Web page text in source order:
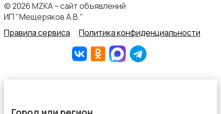
© 2026 MZKA – сайт объявлений
ИП "Мещеряков А.В."
Правила сервиса
Политика конфиденциальности